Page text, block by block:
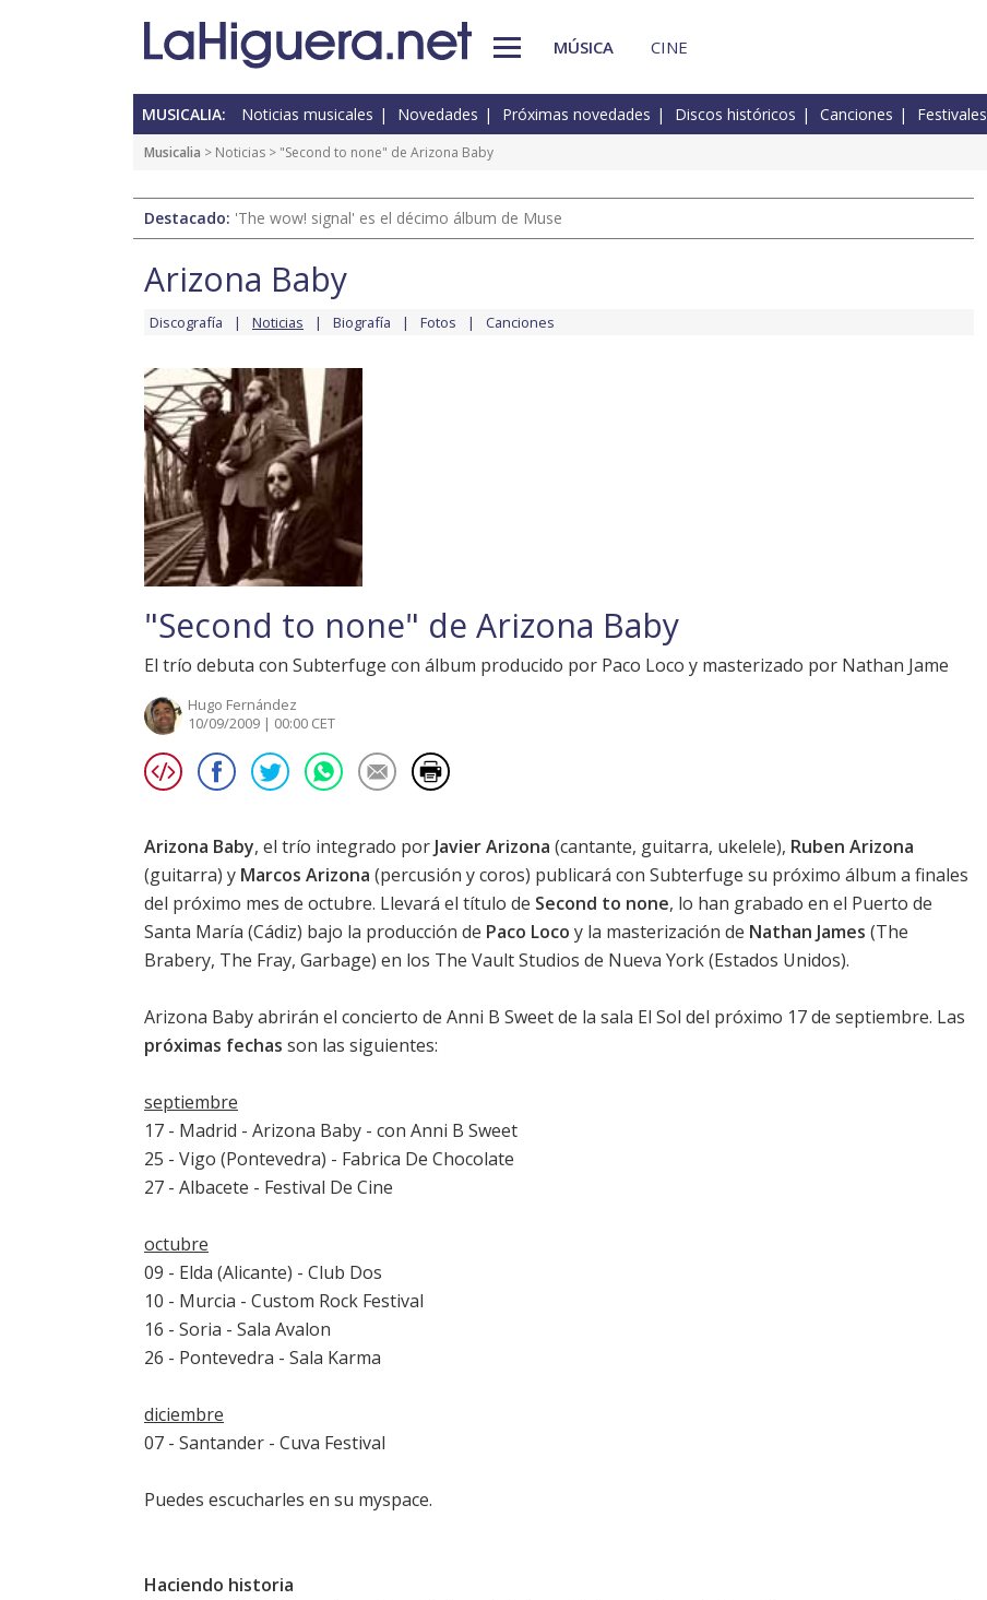
MÚSICA CINE
MUSICALIA: Noticias musicales Novedades Próximas novedades Discos históricos Canciones Festivales
Musicalia > Noticias > "Second to none" de Arizona Baby
Destacado: 'The wow! signal' es el décimo álbum de Muse
Arizona Baby
Discografía Noticias Biografía Fotos Canciones
"Second to none" de Arizona Baby
El trío debuta con Subterfuge con álbum producido por Paco Loco y masterizado por Nathan Jame
Hugo Fernández
10/09/2009 | 00:00 CET
Arizona Baby, el trío integrado por Javier Arizona (cantante, guitarra, ukelele), Ruben Arizona
(guitarra) y Marcos Arizona (percusión y coros) publicará con Subterfuge su próximo álbum a finales
del próximo mes de octubre. Llevará el título de Second to none, lo han grabado en el Puerto de
Santa María (Cádiz) bajo la producción de Paco Loco y la masterización de Nathan James (The
Brabery, The Fray, Garbage) en los The Vault Studios de Nueva York (Estados Unidos).
Arizona Baby abrirán el concierto de Anni B Sweet de la sala El Sol del próximo 17 de septiembre. Las
próximas fechas son las siguientes:
septiembre
17 - Madrid - Arizona Baby - con Anni B Sweet
25 - Vigo (Pontevedra) - Fabrica De Chocolate
27 - Albacete - Festival De Cine
octubre
09 - Elda (Alicante) - Club Dos
10 - Murcia - Custom Rock Festival
16 - Soria - Sala Avalon
26 - Pontevedra - Sala Karma
diciembre
07 - Santander - Cuva Festival
Puedes escucharles en su myspace.
Haciendo historia